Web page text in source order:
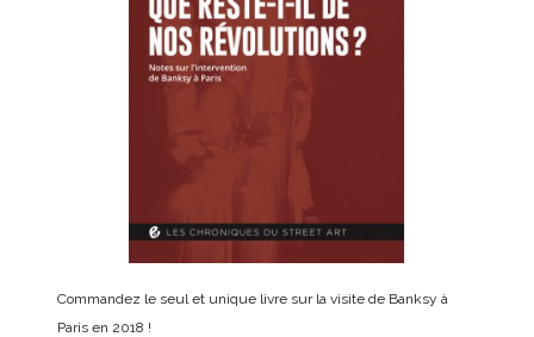
Commandez le seul et unique livre sur la visite de Banksy à
Paris en 2018 !